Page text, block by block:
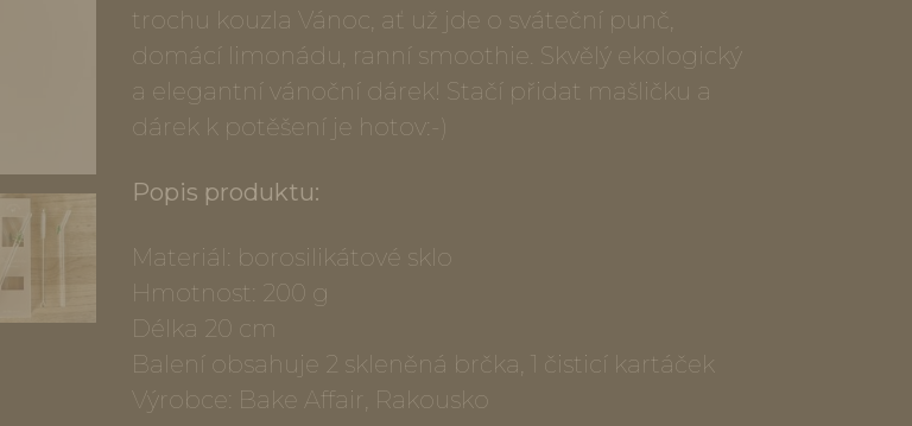
trochu kouzla Vánoc, ať už jde o sváteční punč,
domácí limonádu, ranní smoothie. Skvělý ekologický
a elegantní vánoční dárek! Stačí přidat mašličku a
dárek k potěšení je hotov:-)
Popis produktu:
Materiál: borosilikátové sklo
Hmotnost: 200 g
Délka 20 cm
Balení obsahuje 2 skleněná brčka, 1 čisticí kartáček
Výrobce: Bake Affair, Rakousko